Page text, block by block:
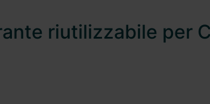
riutilizzabile per